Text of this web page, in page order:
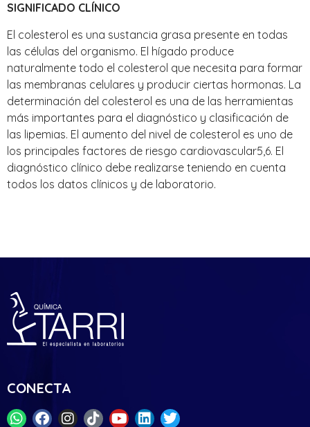
SIGNIFICADO CLÍNICO
El colesterol es una sustancia grasa presente en todas
las células del organismo. El hígado produce
naturalmente todo el colesterol que necesita para formar
las membranas celulares y producir ciertas hormonas. La
determinación del colesterol es una de las herramientas
más importantes para el diagnóstico y clasificación de
las lipemias. El aumento del nivel de colesterol es uno de
los principales factores de riesgo cardiovascular5,6. El
diagnóstico clínico debe realizarse teniendo en cuenta
todos los datos clínicos y de laboratorio.
CONECTA